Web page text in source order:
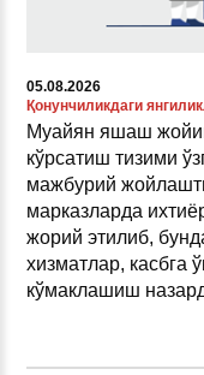
05.08.2026
Қонунчиликдаги
Муайян яшаш
кўрсатиш тизими
мажбурий
марказларда
жорий этилиб,
хизматлар, касбга
кўмаклашиш